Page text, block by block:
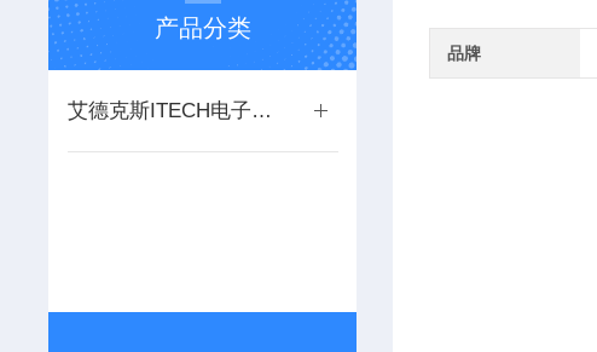
产品分类
艾德克斯ITECH电子负载
品牌